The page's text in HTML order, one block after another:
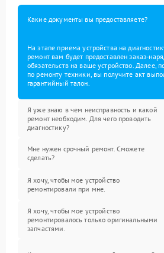
Какие документы вы предоставляете?
На этапе приема устройства на
ремонт вам будет предоставлен заказ-
обязательств на ваше устройство. Далее,
по ремонту техники, вы получите акт
гарантийный талон.
Я уже знаю в чем неисправность и какой
ремонт необходим. Для чего проводить
диагностику?
Мне нужен срочный ремонт. Сможете
сделать?
Я хочу, чтобы мое устройство
ремонтировали при мне.
Я хочу, чтобы мое устройство
ремонтировалось только оригинальными
запчастями.